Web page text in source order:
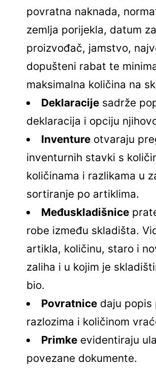
povratna naknada,
zemlja porijekla, datum
proizvođač, jamstvo,
dopušteni rabat te
maksimalna količina na
Deklaracijesadrže
deklaracija i opciju
Inventureotvaraju
inventurnih stavki s
količinama i razlikama u
sortiranje po artiklima.
Međuskladišnice
robe između skladišta.
artikla, količinu, staro i
zaliha i u kojim je
bio.
Povratnicedaju popis
razlozima i količinom
Primkeevidentiraju
povezane dokumente.